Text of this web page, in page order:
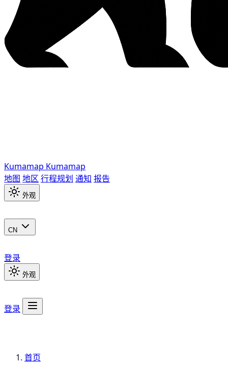
Kumamap Kumamap
地图 地区 行程规划 通知 报告
外观
CN
登录
外观
登录
首页